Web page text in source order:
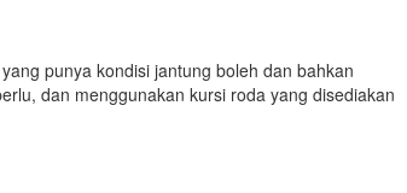
punya kondisi jantung boleh dan bahkan
dan menggunakan kursi roda yang disediakan